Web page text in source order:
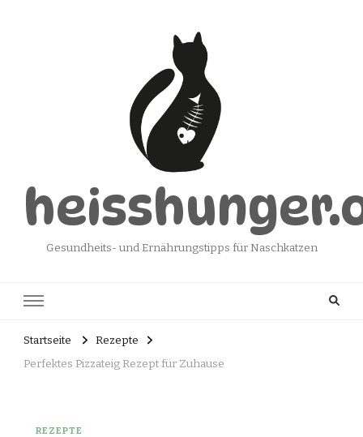
Gesundheits- und Ernährungstipps für Naschkatzen
Startseite
Rezepte
Perfektes Pizzateig Rezept für Zuhause
REZEPTE